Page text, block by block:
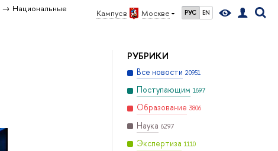
Кампус в Москве РУС EN
Национальные
РУБРИКИ
Все новости 20951
Поступающим 1697
Образование 3806
Наука 6297
Экспертиза 1110